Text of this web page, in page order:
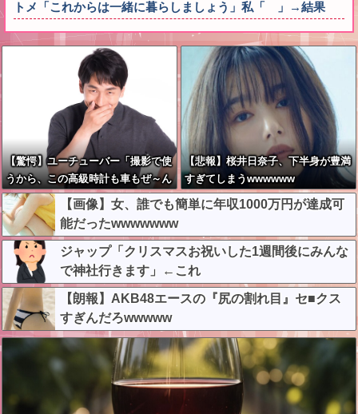
トメ「これからは一緒に暮らしましょう」私「 」→結果
【驚愕】ユーチューバー「撮影で使
うから、この高級時計も車もぜ～ん
ぶ経費でタダ！ｗ」←まさかコレ本
気にしてる奴なんておらんよな？よ
な？w w w w w w w w w w w
【悲報】桜井日奈子、下半身が豊満
すぎてしまうwwwwww
【画像】女、誰でも簡単に年収1000万円が達成可
能だったwwwwwww
ジャップ「クリスマスお祝いした1週間後にみんな
で神社行きます」←これ
【朗報】AKB48エースの『尻の割れ目』セ■クス
すぎんだろwwwww